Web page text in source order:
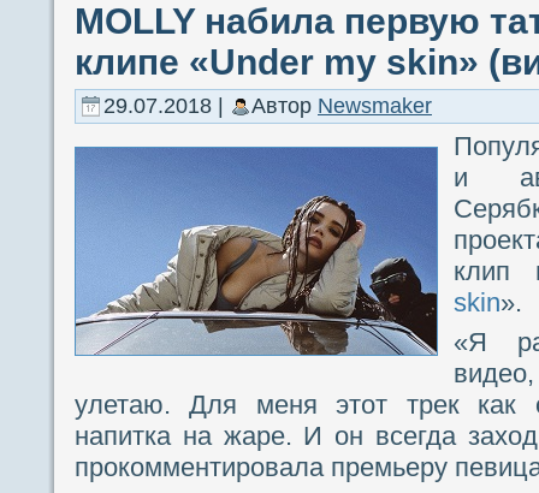
MOLLY набила первую
клипе «Under my skin»
29.07.2018 | Автор Newsmaker
и
клип
skin».
«Я
улетаю. Для меня этот трек как
напитка на жаре. И он всегда
прокомментировала премьеру